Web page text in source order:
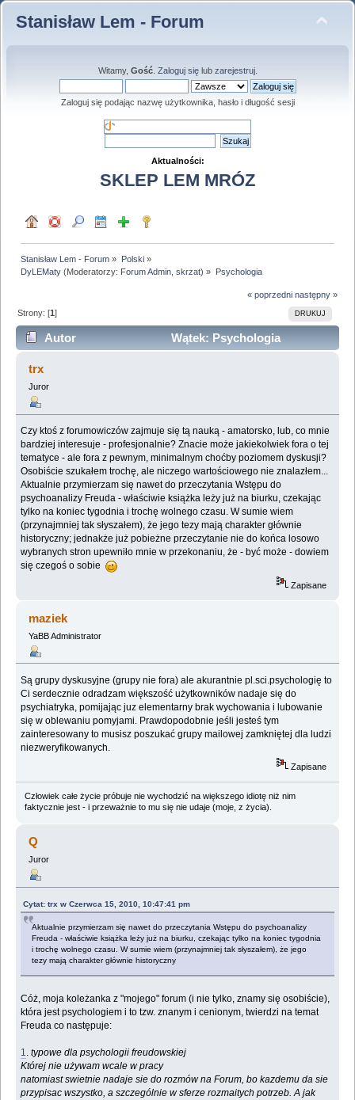
Stanisław Lem - Forum
Witamy, Gość. Zaloguj sięlub zarejestruj.
Zaloguj się podając nazwę użytkownika, hasło i długość sesji
Aktualności:
SKLEP LEM MRÓZ
Stanisław Lem - Forum » Polski»
DyLEMaty (Moderatorzy: Forum Admin ,skrzat) » Psychologia
« poprzedni następny »
DRUKUJ
Strony: [1]
Autor
Wątek: Psychologia
(Przeczytany 28969 razy)
trx
Juror
Czy ktoś z forumowiczów zajmuje się tą nauką - amatorsko, lub, co mnie
bardziej interesuje - profesjonalnie? Znacie może jakiekolwiek fora o tej
tematyce - ale fora z pewnym, minimalnym choćby poziomem dyskusji?
Osobiście szukałem trochę, ale niczego wartościowego nie znalazłem...
Aktualnie przymierzam się nawet do przeczytania Wstępu do
psychoanalizy Freuda - właściwie książka leży już na biurku, czekając
tylko na koniec tygodnia i trochę wolnego czasu. W sumie wiem
(przynajmniej tak słyszałem), że jego tezy mają charakter głównie
historyczny; jednakże już pobieżne przeczytanie nie do końca losowo
wybranych stron upewniło mnie w przekonaniu, że - być może - dowiem
się czegoś o sobie
Zapisane
maziek
YaBB Administrator
Są grupy dyskusyjne (grupy nie fora) ale akurantnie pl.sci.psychologię to
Ci serdecznie odradzam większość użytkowników nadaje się do
psychiatryka, pomijając juz elementarny brak wychowania i lubowanie
się w oblewaniu pomyjami. Prawdopodobnie jeśli jesteś tym
zainteresowany to musisz poszukać grupy mailowej zamkniętej dla ludzi
niezweryfikowanych.
Zapisane
Człowiek całe życie próbuje nie wychodzić na większego idiotę niż nim
faktycznie jest - i przeważnie to mu się nie udaje (moje, z życia).
Q
Juror
Cytat: trx w Czerwca 15, 2010, 10:47:41 pm
Aktualnie przymierzam się nawet do przeczytania Wstępu do psychoanalizy
Freuda - właściwie książka leży już na biurku, czekając tylko na koniec tygodnia
i trochę wolnego czasu. W sumie wiem (przynajmniej tak słyszałem), że jego
tezy mają charakter głównie historyczny
Cóż, moja koleżanka z "mojego" forum (i nie tylko, znamy się osobiście),
która jest psychologiem i to tzw. znanym i cenionym, twierdzi na temat
Freuda co następuje:
1.typowe dla psychologii freudowskiej
Której nie używam wcale w pracy
natomiast swietnie nadaje sie do rozmów na Forum, bo kazdemu da sie
przypisac wszystko, a szczególnie w sferze rozmaitych potrzeb. A jak